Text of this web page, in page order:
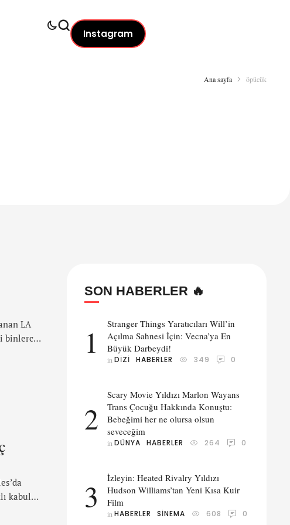
Instagram
Ana sayfa öpücük
LA
binlerce
kabul
SON HABERLER 🔥
1
Stranger Things Yaratıcıları Will’in
Açılma Sahnesi İçin: Vecna’ya En
Büyük Darbeydi!
in DIZI HABERLER 349 0
2
Scary Movie Yıldızı Marlon Wayans
Trans Çocuğu Hakkında Konuştu:
Bebeğimi her ne olursa olsun
seveceğim
in DÜNYA HABERLER 264 0
3
İzleyin: Heated Rivalry Yıldızı
Hudson Williams’tan Yeni Kısa Kuir
Film
in HABERLER SINEMA 608 0